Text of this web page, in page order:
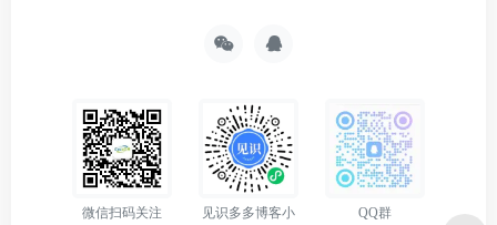
微信扫码关注 见识多多博客小 QQ群